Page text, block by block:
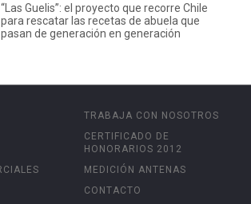
“Las Guelis”: el proyecto que recorre Chile
para rescatar las recetas de abuela que
pasan de generación en generación
TRABAJA CON NOSOTROS
CERTIFICADO DE
HONORARIOS 2012
MEDICIÓN ANTENAS
CONTACTO